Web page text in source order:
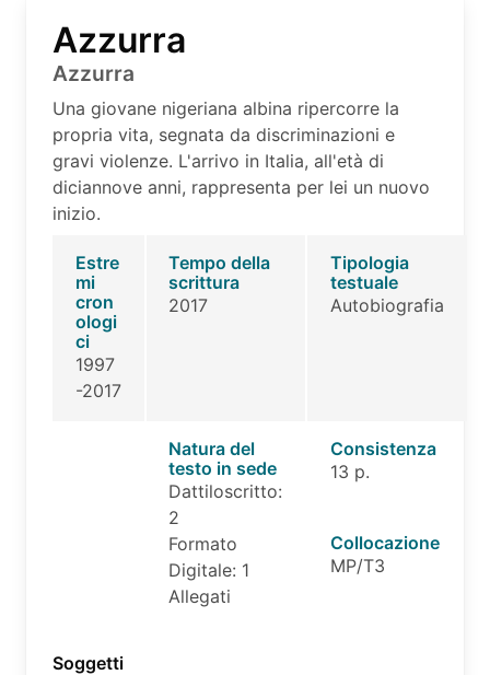
Azzurra
Azzurra
Una giovane nigeriana albina ripercorre la
propria vita, segnata da discriminazioni e
gravi violenze. L'arrivo in Italia, all'età di
diciannove anni, rappresenta per lei un nuovo
inizio.
Estre
mi
cron
ologi
ci
1997
-2017
Tempo della
scrittura
2017
Tipologia
testuale
Autobiografia
Natura del
testo in sede
Dattiloscritto:
2
Formato
Digitale: 1
Allegati
Consistenza
13 p.
Collocazione
MP/T3
Soggetti